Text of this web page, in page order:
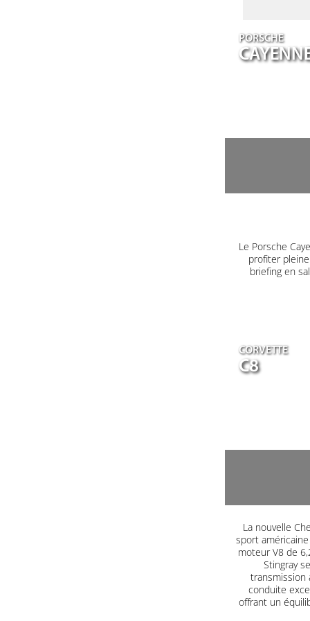
PORSCHE
Le Porsche
profiter
briefing en
CORVETTE
C8
La nouvelle
sport
moteur V8 de
Stingray
transmission
conduite
offrant un